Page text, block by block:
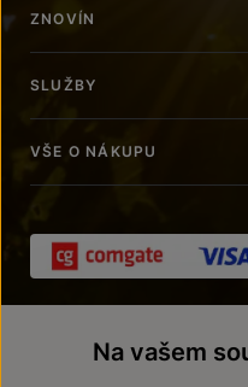
ZNOVÍN
SLUŽBY
VŠE O NÁKUPU
Na vašem